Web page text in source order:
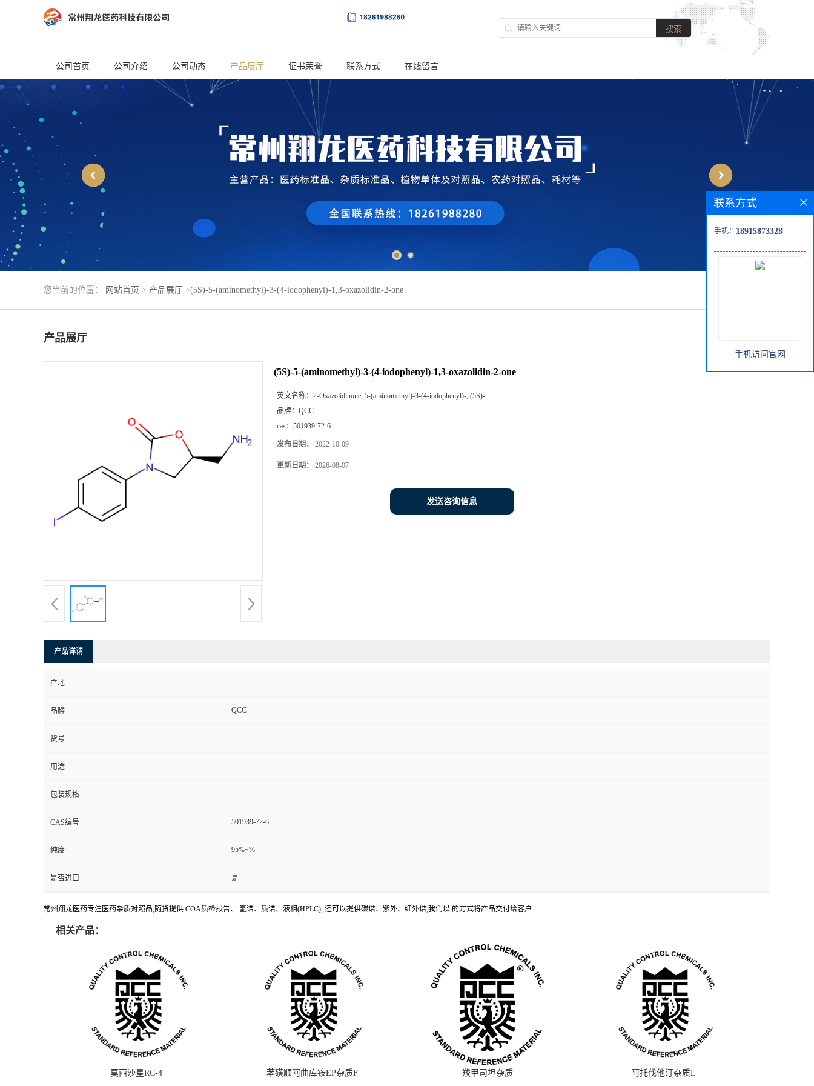
公司首页 公司介绍 公司动态 产品展厅 证书荣誉 联系方式 在线留言
您当前的位置： 网站首页 > 产品展厅 >(5S)-5-(aminomethyl)-3-(4-iodophenyl)-1,3-oxazolidin-2-one
产品展厅
(5S)-5-(aminomethyl)-3-(4-iodophenyl)-1,3-oxazolidin-2-one
英文名称： 2-Oxazolidinone, 5-(aminomethyl)-3-(4-iodophenyl)-, (5S)-
品牌： QCC
cas： 501939-72-6
发布日期： 2022-10-09
更新日期： 2026-08-07
发送咨询信息
产品详请
产地
品牌 QCC
货号
用途
包装规格
CAS编号 501939-72-6
纯度 95%+%
是否进口 是
常州翔龙医药专注医药杂质对照品;随货提供:COA质检报告、 氢谱、质谱、液相(HPLC), 还可以提供碳谱、紫外、红外谱;我们以 的方式将产品交付给客户
相关产品：
莫西沙星RC-4 苯磺顺阿曲库铵EP杂质F 羧甲司坦杂质 阿托伐他汀杂质L
联系方式
手机： 18915873328
手机访问官网